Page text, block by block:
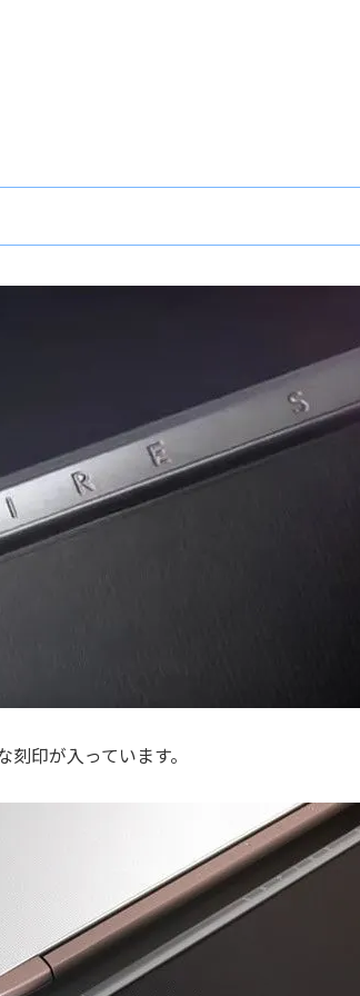
印が入っています。